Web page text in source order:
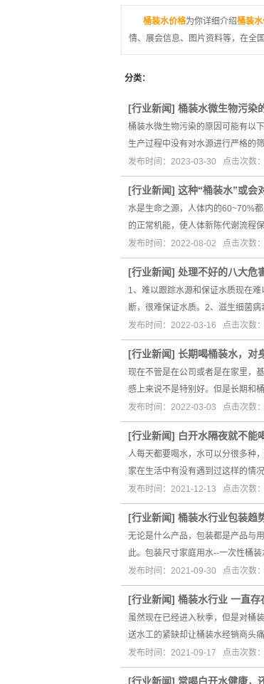
桶装水价格为你详细介绍桶装
情、展会信息、图片资料等，在全
分类：
[行业新闻] 桶装水微生物污染
桶装水微生物污染的原因可能有以
生产过程中没有对水源进行严格的
发布时间：2023-03-30 点击次数
[行业新闻] 这种“桶装水”或会
水是生命之源，人体内的60~70%
的正常机能，使人体新陈代谢流程
发布时间：2022-08-02 点击次数
[行业新闻] 处理不好的八大危
1、难以跟踪水源和保证水质现在
断，很难保证水质。2、滋生细菌
发布时间：2022-03-16 点击次数
[行业新闻] 长期喝桶装水，对
现在不管是在公司或者是在家里，
感上来说不是特别好。但是长期和
发布时间：2022-03-03 点击次数
[行业新闻] 白开水隔夜就不能
人每天都要喝水，水可以分很多种
家在生活中有没有遇到过这样的情
发布时间：2021-12-13 点击次数
[行业新闻] 桶装水行业包装趋
无论是什么产品，包装都是产品与
此。包装尺寸家庭用水--一次性桶
发布时间：2021-09-30 点击次数
[行业新闻] 桶装水行业 一直存
虽然现在已经进入秋季，但是对桶
送水工的紧缺却让桶装水经销商头
发布时间：2021-09-17 点击次数
[行业新闻] 常喝白开水健康，